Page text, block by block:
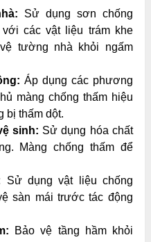
Sử dụng sơn chống
các vật liệu trám khe
tường nhà khỏi ngấm
Áp dụng các phương
màng chống thấm hiệu
bị thấm dột.
sinh: Sử dụng hóa chất
Màng chống thấm để
Sử dụng vật liệu chống
sàn mái trước tác động
Bảo vệ tầng hầm khỏi